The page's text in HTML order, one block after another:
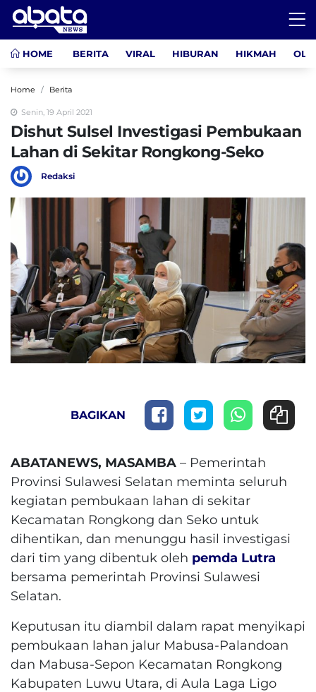
HOME BERITA VIRAL HIBURAN HIKMAH
Home Berita
Senin, 19 April 2021
Dishut Sulsel Investigasi Pembukaan
Lahan di Sekitar Rongkong-Seko
Redaksi
BAGIKAN
ABATANEWS, MASAMBA – Pemerintah
Provinsi Sulawesi Selatan meminta seluruh
kegiatan pembukaan lahan di sekitar
Kecamatan Rongkong dan Seko untuk
dihentikan, dan menunggu hasil investigasi
dari tim yang dibentuk oleh pemda Lutra
bersama pemerintah Provinsi Sulawesi
Selatan.
Keputusan itu diambil dalam rapat menyikapi
pembukaan lahan jalur Mabusa-Palandoan
dan Mabusa-Sepon Kecamatan Rongkong
Kabupaten Luwu Utara, di Aula Laga Ligo